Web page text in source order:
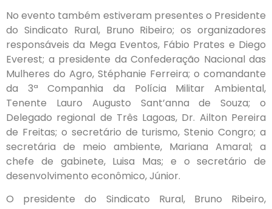
No evento também estiveram presentes o Presidente
do Sindicato Rural, Bruno Ribeiro; os organizadores
responsáveis da Mega Eventos, Fábio Prates e Diego
Everest; a presidente da Confederação Nacional das
Mulheres do Agro, Stéphanie Ferreira; o comandante
da 3ª Companhia da Polícia Militar Ambiental,
Tenente Lauro Augusto Sant’anna de Souza; o
Delegado regional de Três Lagoas, Dr. Ailton Pereira
de Freitas; o secretário de turismo, Stenio Congro; a
secretária de meio ambiente, Mariana Amaral; a
chefe de gabinete, Luisa Mas; e o secretário de
desenvolvimento econômico, Júnior.
O presidente do Sindicato Rural, Bruno Ribeiro,